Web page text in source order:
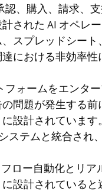
認、購入、請求、
された AI オペレ
スプレッドシー
における非効率性
フォームをエンタ
問題が発生する
設計されていま
ステムと統合さ
ロー自動化とリ
設計されていると